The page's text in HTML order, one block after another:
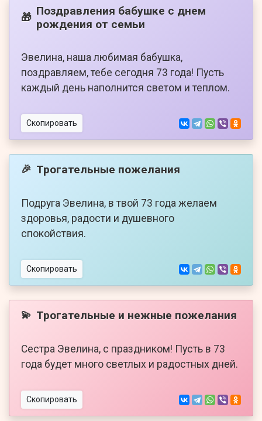
🎁 Поздравления бабушке с днем
рождения от семьи
Эвелина, наша любимая бабушка,
поздравляем, тебе сегодня 73 года! Пусть
каждый день наполнится светом и теплом.
Скопировать
🎉 Трогательные пожелания
Подруга Эвелина, в твой 73 года желаем
здоровья, радости и душевного
спокойствия.
Скопировать
💫 Трогательные и нежные пожелания
Сестра Эвелина, с праздником! Пусть в 73
года будет много светлых и радостных дней.
Скопировать